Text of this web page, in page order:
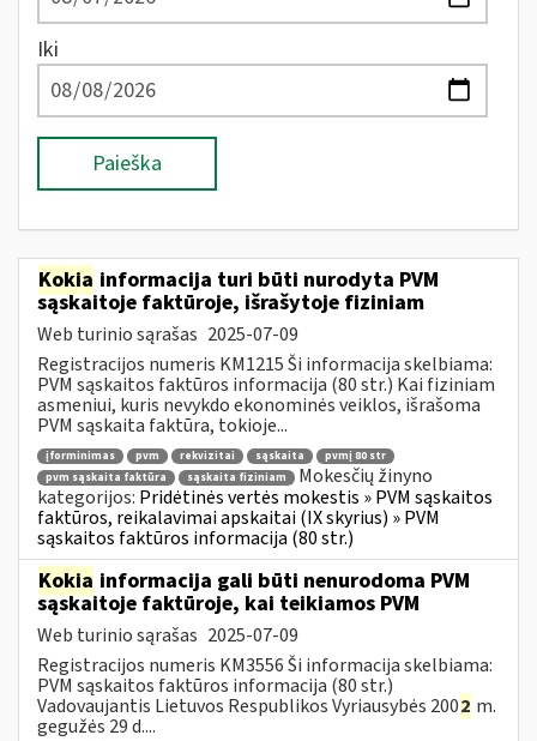
Iki
Paieška
Kokia informacija turi būti nurodyta PVM
sąskaitoje faktūroje, išrašytoje fiziniam
Web turinio sąrašas 2025-07-09
Registracijos numeris KM1215 Ši informacija skelbiama:
PVM sąskaitos faktūros informacija (80 str.) Kai fiziniam
asmeniui, kuris nevykdo ekonominės veiklos, išrašoma
PVM sąskaita faktūra, tokioje...
įforminimas pvm rekvizitai sąskaita
pvmį 80 str
pvm sąskaita faktūra
sąskaita fiziniam
Mokesčių žinyno
kategorijos: Pridėtinės vertės mokestis » PVM sąskaitos
faktūros, reikalavimai apskaitai (IX skyrius) » PVM
sąskaitos faktūros informacija (80 str.)
Kokia informacija gali būti nenurodoma PVM
sąskaitoje faktūroje, kai teikiamos PVM
Web turinio sąrašas 2025-07-09
Registracijos numeris KM3556 Ši informacija skelbiama:
PVM sąskaitos faktūros informacija (80 str.)
Vadovaujantis Lietuvos Respublikos Vyriausybės 2002 m.
gegužės 29 d....